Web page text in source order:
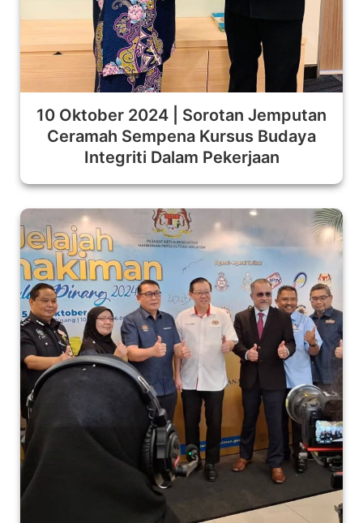
10 Oktober 2024 | Sorotan Jemputan
Ceramah Sempena Kursus Budaya
Integriti Dalam Pekerjaan